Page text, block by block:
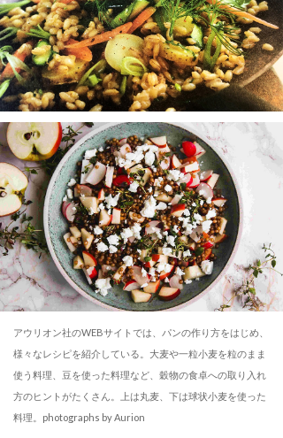
アウリオン社のWEBサイトでは、パンの作り方をはじめ、
様々なレシピを紹介している。大麦や一粒小麦を粒のまま
使う料理、豆を使った料理など、穀物の食卓への取り入れ
方のヒントがたくさん。上は丸麦、下は球状小麦を使った
料理。photographs by Aurion